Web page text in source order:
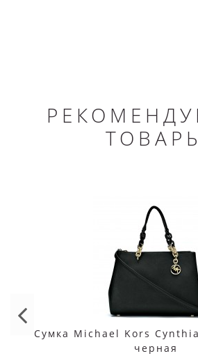
Сумка Michael Kors
черная